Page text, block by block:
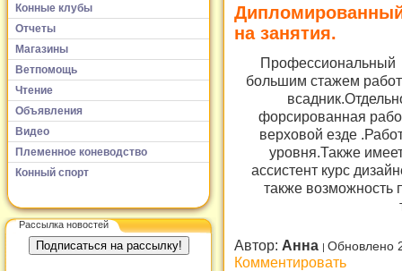
Конные клубы
Отчеты
Магазины
Ветпомощь
Чтение
Объявления
Видео
Племенное коневодство
Конный спорт
Рассылка новостей
на занятия.
Профессиональный
большим стажем
форсированная
верховой езде
уровня.Также
ассистент курс
также
Автор: Анна Обновлено
Комментировать